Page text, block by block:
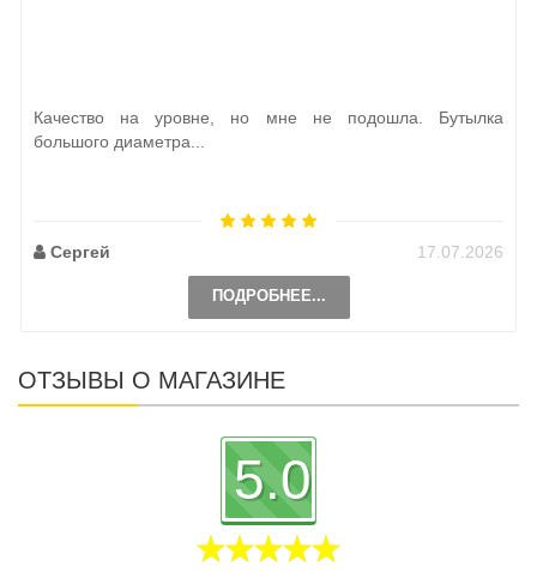
Качество на уровне, но мне не подошла. Бутылка
большого диаметра...
Сергей 17.07.2026
ПОДРОБНЕЕ...
ОТЗЫВЫ О МАГАЗИНЕ
5.0